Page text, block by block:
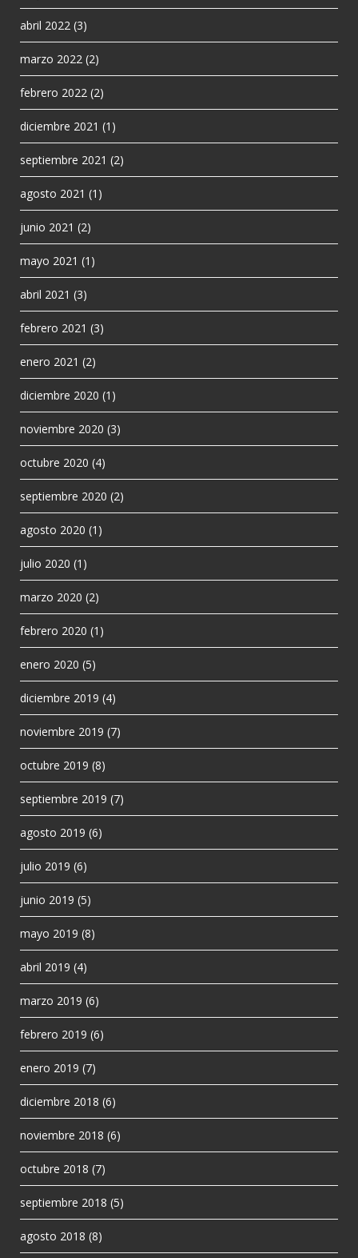
abril 2022 (3)
marzo 2022 (2)
febrero 2022 (2)
diciembre 2021 (1)
septiembre 2021 (2)
agosto 2021 (1)
junio 2021 (2)
mayo 2021 (1)
abril 2021 (3)
febrero 2021 (3)
enero 2021 (2)
diciembre 2020 (1)
noviembre 2020 (3)
octubre 2020 (4)
septiembre 2020 (2)
agosto 2020 (1)
julio 2020 (1)
marzo 2020 (2)
febrero 2020 (1)
enero 2020 (5)
diciembre 2019 (4)
noviembre 2019 (7)
octubre 2019 (8)
septiembre 2019 (7)
agosto 2019 (6)
julio 2019 (6)
junio 2019 (5)
mayo 2019 (8)
abril 2019 (4)
marzo 2019 (6)
febrero 2019 (6)
enero 2019 (7)
diciembre 2018 (6)
noviembre 2018 (6)
octubre 2018 (7)
septiembre 2018 (5)
agosto 2018 (8)